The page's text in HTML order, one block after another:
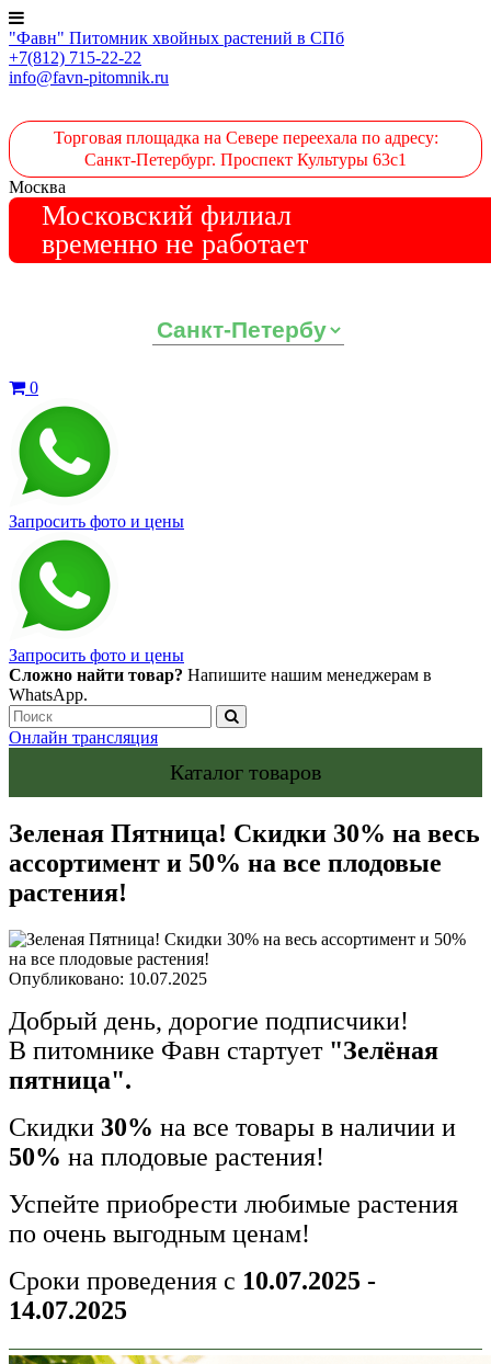
"Фавн" Питомник хвойных растений в СПб
+7(812) 715-22-22
info@favn-pitomnik.ru
Торговая площадка на Севере переехала по адресу:
Санкт-Петербург. Проспект Культуры 63с1
Москва
Московский филиал
временно не работает
0
Запросить фото и цены
Запросить фото и цены
Сложно найти товар? Напишите нашим менеджерам в
WhatsApp.
Онлайн трансляция
Каталог товаров
Зеленая Пятница! Скидки 30% на весь
ассортимент и 50% на все плодовые
растения!
Опубликовано: 10.07.2025
Добрый день, дорогие подписчики!
В питомнике Фавн стартует "Зелёная
пятница".
Скидки 30% на все товары в наличии и
50% на плодовые растения!
Успейте приобрести любимые растения
по очень выгодным ценам!
Сроки проведения с 10.07.2025 -
14.07.2025